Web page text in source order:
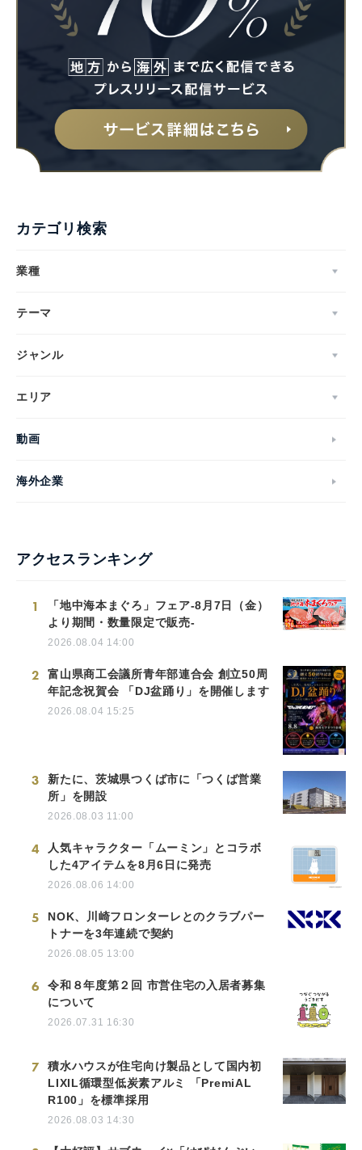
カテゴリ検索
業種
テーマ
ジャンル
エリア
動画
海外企業
アクセスランキング
1
「地中海本まぐろ」フェア-8月7日（金）
より期間・数量限定で販売-
2026.08.04 14:00
2
富山県商工会議所青年部連合会 創立50周
年記念祝賀会 「DJ盆踊り」を開催します
2026.08.04 15:25
3
新たに、茨城県つくば市に「つくば営業
所」を開設
2026.08.03 11:00
4
人気キャラクター「ムーミン」とコラボ
した4アイテムを8月6日に発売
2026.08.06 14:00
5
NOK、川崎フロンターレとのクラブパー
トナーを3年連続で契約
2026.08.05 13:00
6
令和８年度第２回 市営住宅の入居者募集
について
2026.07.31 16:30
7
積水ハウスが住宅向け製品として国内初
LIXIL循環型低炭素アルミ 「PremiAL
R100」を標準採用
2026.08.03 14:30